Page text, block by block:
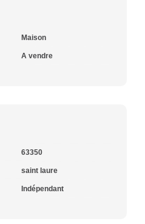
Maison
A vendre
63350
saint laure
Indépendant